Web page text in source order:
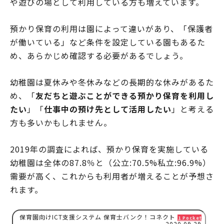
預かり保育の利用は園によって違いがあり、「保護者
が働いている」など条件を設定している園もあるた
め、あらかじめ確認する必要があるでしょう。
幼稚園は夏休みや冬休みなどの長期的な休みがあるた
め、「友だちと遊ぶことができる預かり保育を利用し
たい 」「仕事中の預け先として活用したい 」と考える
方も多いかもしれません。
2019年の調査によれば、預かり保育を実施している
幼稚園は全体の87.8％と（公立:70.5%私立:96.9%）
需要が高く、これからも利用者が増えることが予想さ
れます。
保育園向けICT支援システム 保育士バンク！コネクト 1 Pocket